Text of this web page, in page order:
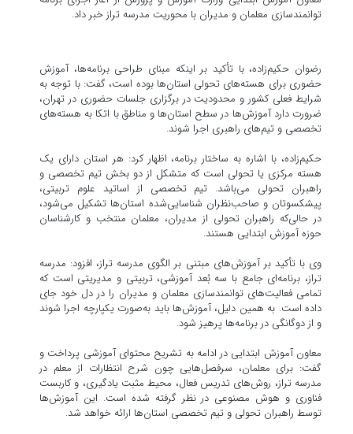
توانمندسازی معلمان و مدیران با محوریت مدرسه تراز خبر داد.
رضوان حکیم‌زاده، با تأکید بر اینکه مبنای طراحی برنامه‌ها، آموزش
حضوری برای هسته‌های تحولی استان‌ها بوده است، گفت: با توجه به
شرایط فعلی کشور و محدودیت در برگزاری جلسات حضوری در تهران،
ضرورت دارد آموزش‌ها در سطح استان‌ها و مناطق با اتکا به هسته‌های
تخصصی و تیم‌های راهبری اجرا شوند.
حکیم‌زاده، با اشاره به ساختار برنامه، اظهار کرد: هر استان دارای یک
هسته مرکزی یا تحولی است که متشکل از دو بخش تیم تخصصی و
راهبران تحولی می‌باشد. تیم تخصصی از اساتید علوم تربیتی،
پیشکسوتان و صاحب‌نظران شناسایی‌شده استان‌ها تشکیل می‌شود،
در حالی‌که راهبران تحولی از مدیران، معلمان منتخب و کارشناسان
حوزه آموزش ابتدایی هستند.
وی با تأکید بر آموزش‌های مبتنی بر الگوی مدرسه تراز، افزود: مدرسه
تراز، برنامه‌ای جامع با سه بُعد آموزشی، تربیتی و مدیریتی است که
تمامی فعالیت‌های توانمندسازی معلمان و مدیران را در دل خود جای
داده است. به همین دلیل، آموزش‌ها باید به‌صورت یکپارچه اجرا شوند
و از دوگانگی در برنامه‌ها پرهیز شود.
معاون آموزش ابتدایی در ادامه به تشریح محتوای آموزشی پرداخت و
گفت: برای معلمان، سرفصل‌هایی چون شرح انتظارات از معلم در
مدرسه تراز، روش‌های تدریس فعال، محیط مثبت یادگیری، و کاربست
فناوری و هوش مصنوعی در نظر گرفته شده است. این آموزش‌ها
توسط راهبران تحولی و تیم تخصصی استان‌ها ارائه خواهد شد.